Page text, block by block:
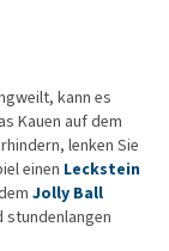
kann es
Kauen auf dem
lenken Sie
einen Leckstein
Jolly Ball
stundenlangen